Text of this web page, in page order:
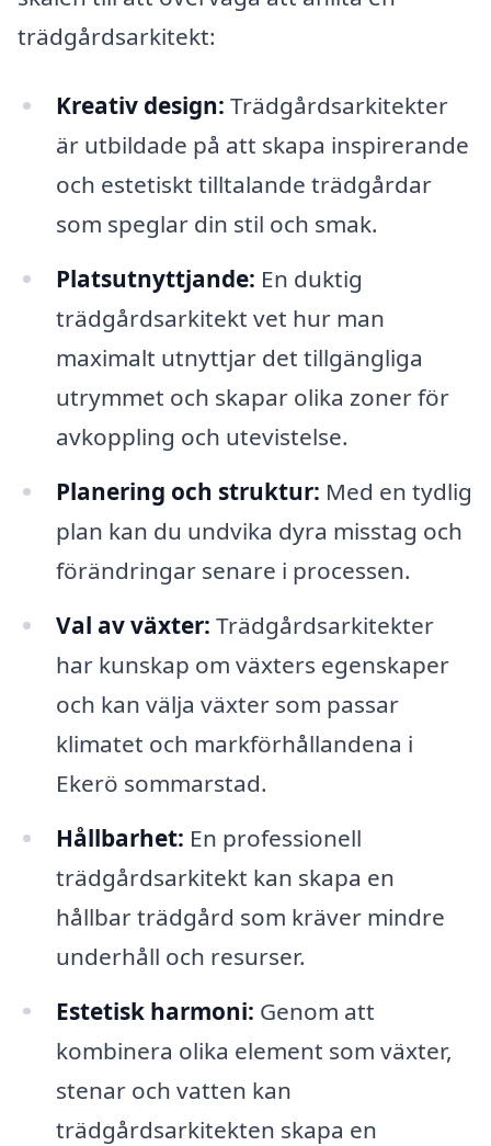
trädgårdsarkitekt:
Kreativ design: Trädgårdsarkitekter
är utbildade på att skapa inspirerande
och estetiskt tilltalande trädgårdar
som speglar din stil och smak.
Platsutnyttjande: En duktig
trädgårdsarkitekt vet hur man
maximalt utnyttjar det tillgängliga
utrymmet och skapar olika zoner för
avkoppling och utevistelse.
Planering och struktur: Med en tydlig
plan kan du undvika dyra misstag och
förändringar senare i processen.
Val av växter: Trädgårdsarkitekter
har kunskap om växters egenskaper
och kan välja växter som passar
klimatet och markförhållandena i
Ekerö sommarstad.
Hållbarhet: En professionell
trädgårdsarkitekt kan skapa en
hållbar trädgård som kräver mindre
underhåll och resurser.
Estetisk harmoni: Genom att
kombinera olika element som växter,
stenar och vatten kan
trädgårdsarkitekten skapa en